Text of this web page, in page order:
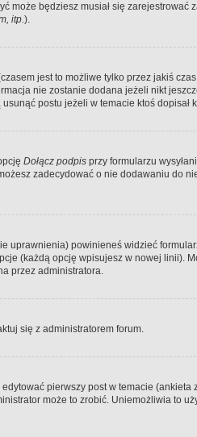
będziesz musiał się
itp.).
jest to możliwe tylko przez jakiś
nie zostanie dodana jeżeli nikt
postu jeżeli w temacie ktoś dopisał
Dołącz podpis przy formularzu
zadecydować o nie dodawaniu do
uprawnienia) powinieneś widzieć
(każdą opcję wpisujesz w nowej linii).
przez administratora.
się z administratorem forum.
pierwszy post w temacie
może to zrobić. Uniemożliwia to